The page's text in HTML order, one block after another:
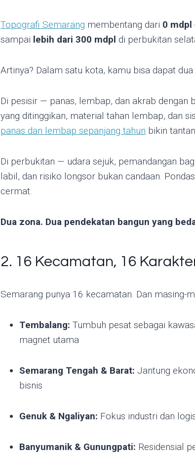
Topografi Semarang membentang dari 0 mdpl
sampai lebih dari 300 mdpl di perbukitan
Artinya? Dalam satu kota, kamu bisa dapat
Di pesisir — panas, lembap, dan akrab dengan
yang ditinggikan, material tahan lembap, dan
panas dan lembap sepanjang tahun bikin
Di perbukitan — udara sejuk, pemandangan
labil, dan risiko longsor bukan candaan.
cermat.
Dua zona. Dua pendekatan bangun yang
2. 16 Kecamatan, 16
Semarang punya 16 kecamatan. Dan masing-
Tembalang: Tumbuh pesat sebagai
magnet utama
Semarang Tengah & Barat: Jantung
bisnis
Genuk & Ngaliyan: Fokus industri dan
Banyumanik & Gunungpati: Residensial